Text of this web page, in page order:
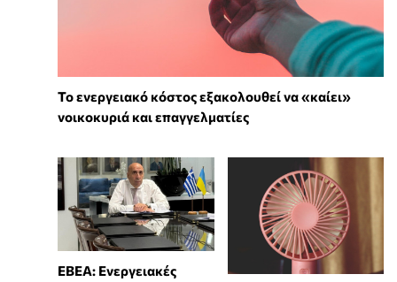
Το ενεργειακό κόστος εξακολουθεί να «καίει»
νοικοκυριά και επαγγελματίες
ΕΒΕΑ: Ενεργειακές